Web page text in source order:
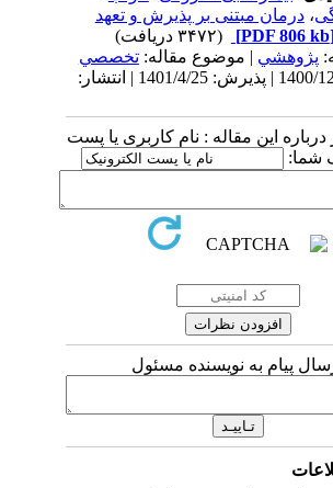
،درمان مبتنی بر پذیرش و تعهد
پژوهشي| موضوع مقاله:تخصصي
دریافت: 1400/12/7 | پذیرش: 1401/4/25 | انتشار:
این مقاله : نام کاربری یا پست
شما:
پیام به نویسنده مسئول